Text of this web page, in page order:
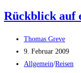
kühle
Rückblick auf
Beitrags-
Autor:
Thomas Greve
Beitrag
veröffentlicht:
9. Februar 2009
Beitrags-
Allgemein/Reisen